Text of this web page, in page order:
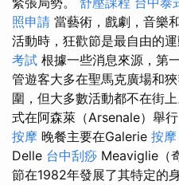
照申請 當藝術，戲劇，音樂
活動時，狂歡節是最自由的運
考試 根據一些消息來源，第
管遊客大多在聖馬克廣場和
圍，但大多數活動都不在街上
式在阿森萊（Arsenale）舉
按摩 晚餐主要在Galerie 按摩
Delle 台中刮痧 Meaviglie（
節在1982年發展了其特定的